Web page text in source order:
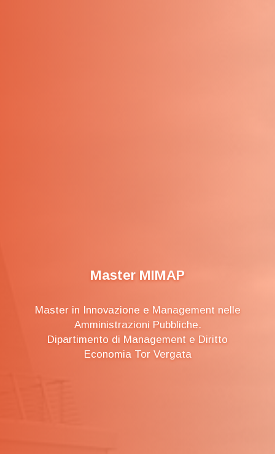
Master MIMAP
Master in Innovazione e Management nelle
Amministrazioni Pubbliche.
Dipartimento di Management e Diritto
Economia Tor Vergata